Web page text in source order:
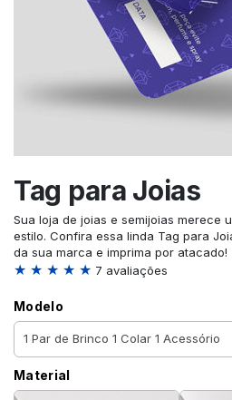
Tag para Joias
Sua loja de joias e semijoias merece
estilo. Confira essa linda Tag para
da sua marca e imprima por atacado!
★ ★ ★ ★ ★ 7 avaliações
Modelo
Material